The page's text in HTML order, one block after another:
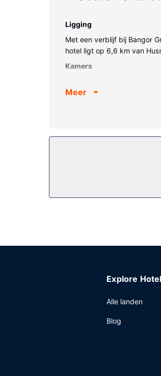
Ligging
Met een verblijf bij Bangor
hotel ligt op 6,6 km van
Kamers
zorgt voor het kijkplezier.
Restaurant
Geniet van Amerikaanse
Meer
Explore
Alle landen
Blog